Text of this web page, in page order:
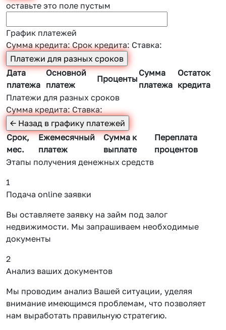
оставьте это поле пустым
График платежей
Сумма кредита:Срок кредита: Ставка:
Дата
платежа
Основной
платеж
Проценты
Сумма
платежа
Остаток
кредита
Платежи для разных сроков
Сумма кредита:Ставка:
Срок,
мес.
Ежемесячный
платеж
Сумма к
выплате
Переплата
процентов
Этапы получения денежных средств
1
Подача online заявки
Вы оставляете заявку на займ под залог
недвижимости. Мы запрашиваем необходимые
документы
2
Анализ ваших документов
Мы проводим анализ Вашей ситуации, уделяя
внимание имеющимся проблемам, что позволяет
нам выработать правильную стратегию.